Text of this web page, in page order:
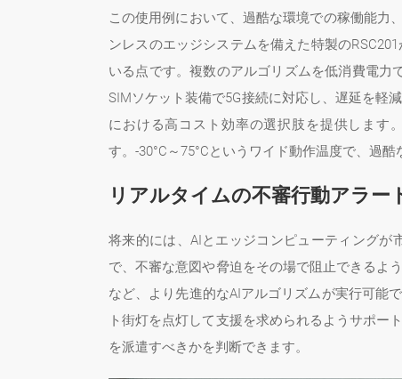
この使用例において、過酷な環境での稼働能力
ンレスのエッジシステムを備えた特製の
いる点です。複数のアルゴリズムを低消費電力
SIMソケット装備で5G接続に対応し、遅延を軽
における高コスト効率の選択肢を提供します
す。-30°C～75°Cというワイド動作温度で、過酷
リアルタイムの不審行動アラー
将来的には、AIとエッジコンピューティングが
で、不審な意図や脅迫をその場で阻止できるよ
など、より先進的なAIアルゴリズムが実行可能
ト街灯を点灯して支援を求められるようサポ
を派遣すべきかを判断できます。